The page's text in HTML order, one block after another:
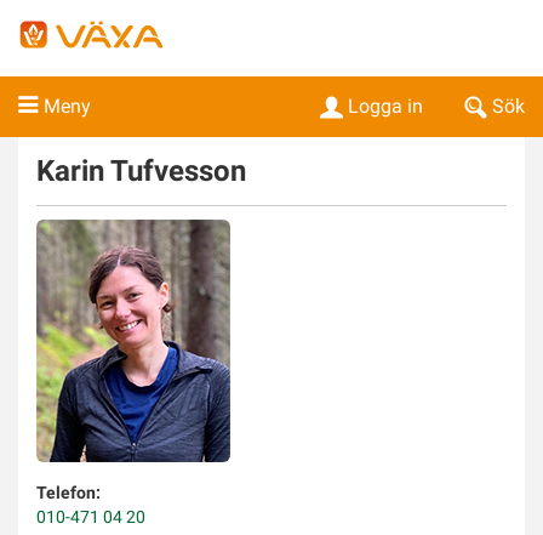
Meny Sök
Logga in
KarinTufvesson
Telefon:
010-471 04 20